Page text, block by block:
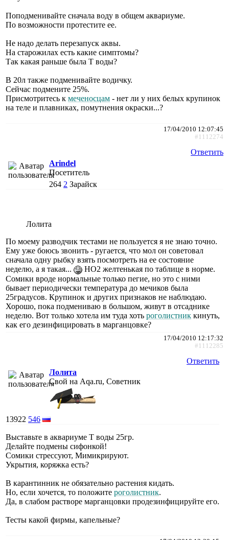
Поподменивайте сначала воду в общем аквариуме.
По возможности протестите ее.
Не надо делать перезапуск аквы.
На старожилах есть какие симптомы?
Так какая раньше была Т воды?
В 20л также подменивайте водичку.
Сейчас подмените 25%.
Присмотритесь к меченосцам - нет ли у них белых крупинок
на теле и плавниках, помутнения окраски...?
17/04/2010 12:07:45
#1112274
Ответить
Arindel
Посетитель
264 2 Зарайск
Лолита
По моему разводчик тестами не пользуется я не знаю точно.
Ему уже боюсь звонить - ругается, что мол он советовал
сначала одну рыбку взять посмотреть на ее состояние
неделю, а я такая...
НО2 желтенькая по таблице в норме.
Сомики вроде нормальные только пегие, но это с ними
бывает периодически температура до мечиков была
25градусов. Крупинок и других признаков не наблюдаю.
Хорошо, пока подмениваю в большом, живут в отсаднике
неделю. Вот только хотела им туда хоть роголистник кинуть,
как его дезинфицировать в марганцовке?
17/04/2010 12:17:32
#1112285
Ответить
Лолита
Свой на Aqa.ru, Советник
13922 546
Выставьте в аквариуме Т воды 25гр.
Делайте подмены сифонкой!
Сомики стрессуют, Мимикрируют.
Укрытия, коряжка есть?
В карантинник не обязательно растения кидать.
Но, если хочется, то положите роголистник.
Да, в слабом растворе марганцовки продезинфицируйте его.
Тесты какой фирмы, капельные?